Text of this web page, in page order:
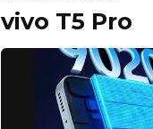
vivo T5 Pro